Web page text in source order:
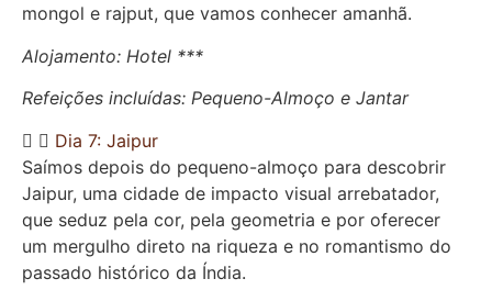
mongol e rajput, que vamos conhecer amanhã.
Alojamento: Hotel ***
Refeições incluídas: Pequeno-Almoço e Jantar
Dia 7: Jaipur
Saímos depois do pequeno-almoço para descobrir
Jaipur, uma cidade de impacto visual arrebatador,
que seduz pela cor, pela geometria e por oferecer
um mergulho direto na riqueza e no romantismo do
passado histórico da Índia.